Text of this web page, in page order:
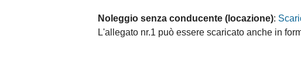
Noleggio senza conducente (locazione):
L'allegato nr.1 può essere scaricato anche in